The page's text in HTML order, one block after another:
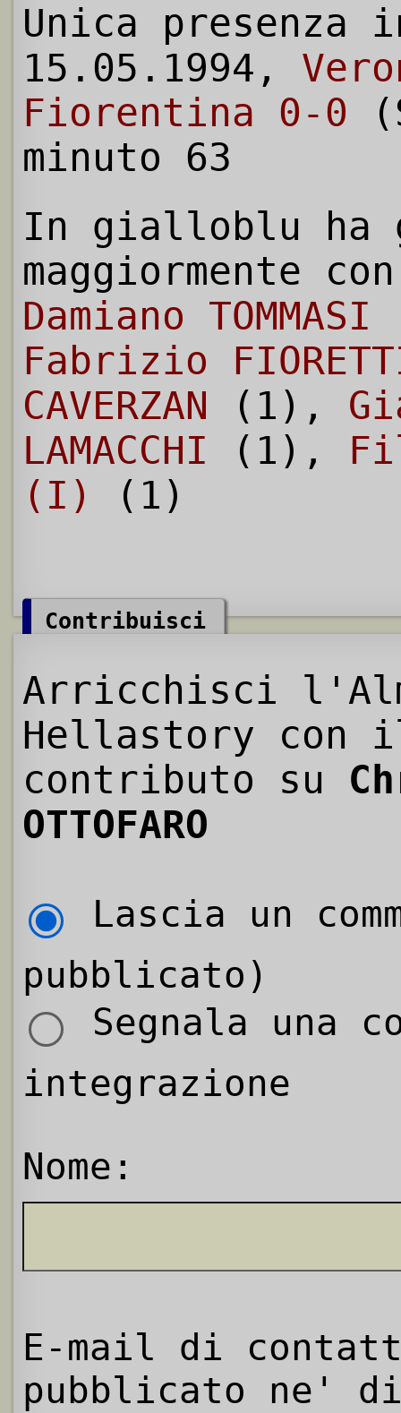
Unica
15.05.1994,
Fiorentina 0-0
minuto 63
In gialloblu ha
maggiormente
Damiano TOMMASI
Fabrizio
CAVERZAN (1),
LAMACCHI (1),
(I)
(1)
Contribuisci
Arricchisci
Hellastory con
contributo su
OTTOFARO
Lascia un
pubblicato)
Segnala una
integrazione
Nome:
E-mail di
pubblicato ne'